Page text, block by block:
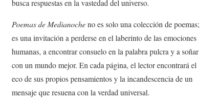
busca respuestas en la vastedad del universo.
Poemas de Medianocheno es solo una colección de poemas;
es una invitación a perderse en el laberinto de las emociones
humanas, a encontrar consuelo en la palabra pulcra y a soñar
con un mundo mejor. En cada página, el lector encontrará el
eco de sus propios pensamientos y la incandescencia de un
mensaje que resuena con la verdad universal.